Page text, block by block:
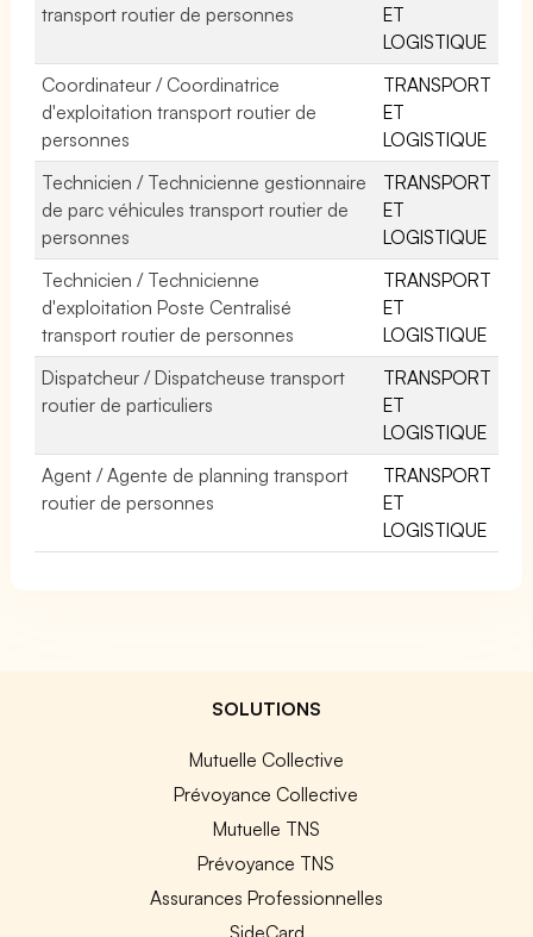
transport routier de personnes
ET
LOGISTIQUE
Coordinateur / Coordinatrice
d'exploitation transport routier de
personnes
TRANSPORT
ET
LOGISTIQUE
Technicien / Technicienne gestionnaire
de parc véhicules transport routier de
personnes
TRANSPORT
ET
LOGISTIQUE
Technicien / Technicienne
d'exploitation Poste Centralisé
transport routier de personnes
TRANSPORT
ET
LOGISTIQUE
Dispatcheur / Dispatcheuse transport
routier de particuliers
TRANSPORT
ET
LOGISTIQUE
Agent / Agente de planning transport
routier de personnes
TRANSPORT
ET
LOGISTIQUE
SOLUTIONS
Mutuelle Collective
Prévoyance Collective
Mutuelle TNS
Prévoyance TNS
Assurances Professionnelles
SideCard